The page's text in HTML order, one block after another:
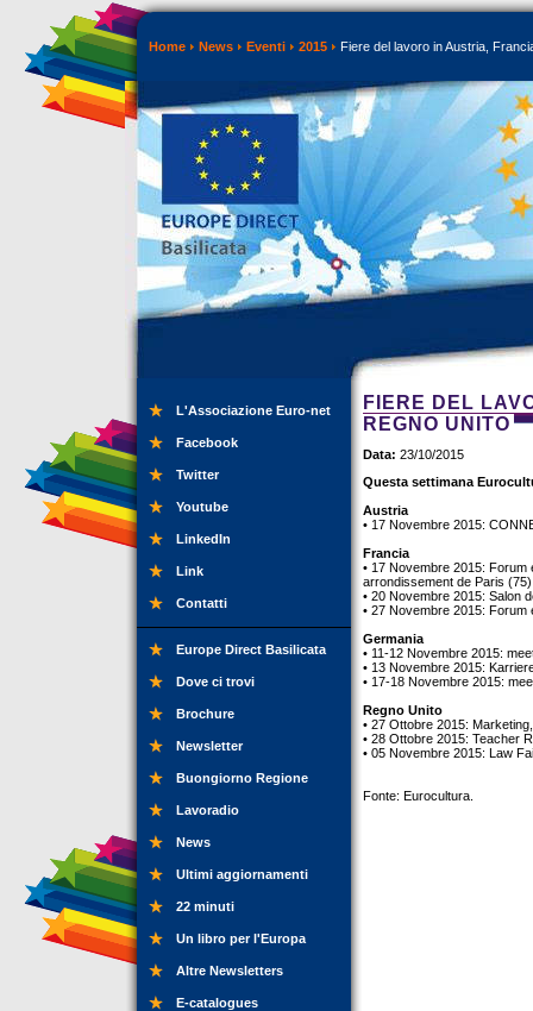
Home News Eventi 2015 Fiere del lavoro in Austria,
L'Associazione Euro-net
Facebook
Twitter
Youtube
LinkedIn
Link
Contatti
Europe Direct Basilicata
Dove ci trovi
Brochure
Newsletter
Buongiorno Regione
Lavoradio
News
Ultimi aggiornamenti
22 minuti
Un libro per l'Europa
Altre Newsletters
E-catalogues
FIERE DEL
REGNO UNITO
Data: 23/10/2015
Questa settimana
Austria
• 17 Novembre 2015:
Francia
• 17 Novembre 2015:
arrondissement de Paris (75)
• 20 Novembre 2015: Salon
• 27 Novembre 2015:
Germania
• 11-12 Novembre 2015:
• 13 Novembre 2015:
• 17-18 Novembre 2015:
Regno Unito
• 27 Ottobre 2015:
• 28 Ottobre 2015: Teacher
• 05 Novembre 2015: Law
Fonte: Eurocultura.